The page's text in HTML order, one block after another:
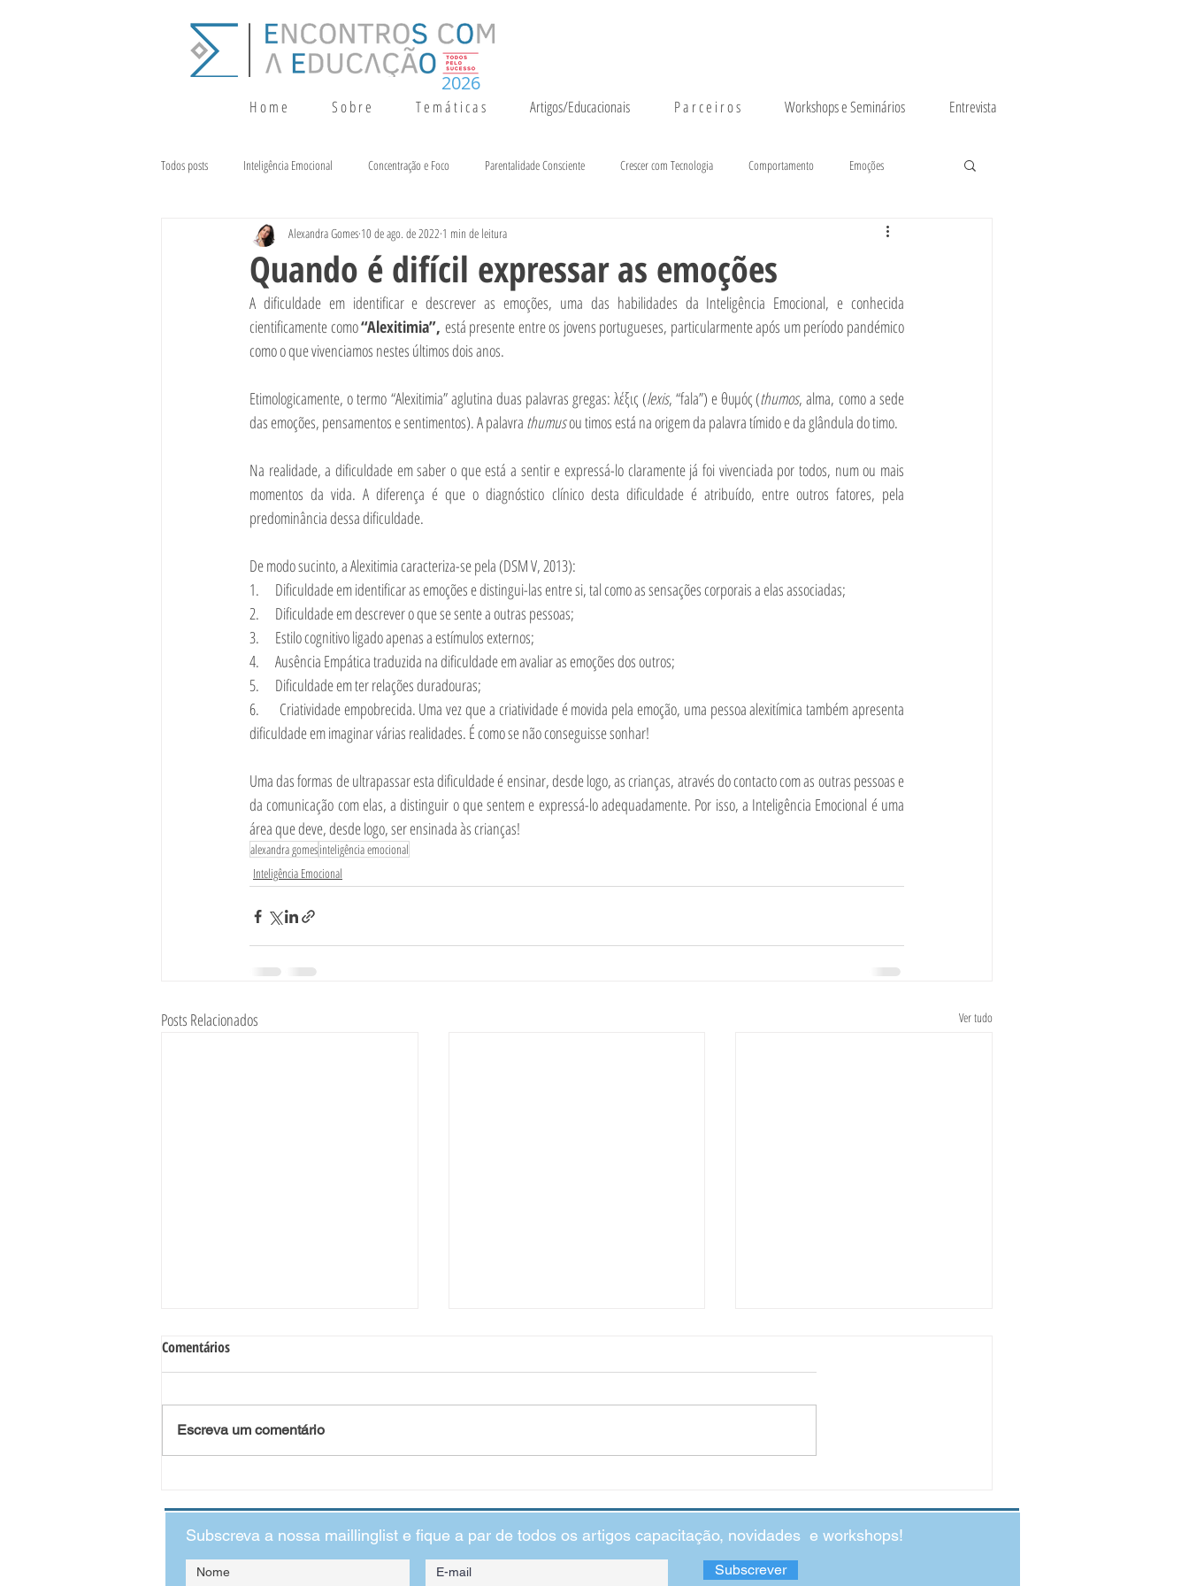
H o m e S o b r e T e m á t i c a s Artigos/Educacionais P a r c e i r o s Workshops e Seminários Entrevista
2026
Todos posts Inteligência Emocional Concentração e Foco Parentalidade Consciente Crescer com Tecnologia Comportamento Emoções
Terapia da Fala Alimentação e Crescimento
Quando é difícil expressar as emoções
Alexandra Gomes 10 de ago. de 2022 1 min de leitura
A dificuldade em identificar e descrever as emoções, uma das habilidades da Inteligência Emocional, e conhecida
cientificamente como “Alexitimia”, está presente entre os jovens portugueses, particularmente após um período pandémico
como o que vivenciamos nestes últimos dois anos.
Etimologicamente, o termo “Alexitimia” aglutina duas palavras gregas: λέξις (lexis, “fala”) e θυμός (thumos, alma, como a sede
das emoções, pensamentos e sentimentos). A palavra thumus ou timos está na origem da palavra tímido e da glândula do timo.
Na realidade, a dificuldade em saber o que está a sentir e expressá-lo claramente já foi vivenciada por todos, num ou mais
momentos da vida. A diferença é que o diagnóstico clínico desta dificuldade é atribuído, entre outros fatores, pela
predominância dessa dificuldade.
De modo sucinto, a Alexitimia caracteriza-se pela (DSM V, 2013):
1.      Dificuldade em identificar as emoções e distingui-las entre si, tal como as sensações corporais a elas associadas;
2.      Dificuldade em descrever o que se sente a outras pessoas;
3.      Estilo cognitivo ligado apenas a estímulos externos;
4.      Ausência Empática traduzida na dificuldade em avaliar as emoções dos outros;
5.      Dificuldade em ter relações duradouras;
6.      Criatividade empobrecida. Uma vez que a criatividade é movida pela emoção, uma pessoa alexitímica também apresenta
dificuldade em imaginar várias realidades. É como se não conseguisse sonhar!
Uma das formas de ultrapassar esta dificuldade é ensinar, desde logo, as crianças, através do contacto com as outras pessoas e
da comunicação com elas, a distinguir o que sentem e expressá-lo adequadamente. Por isso, a Inteligência Emocional é uma
área que deve, desde logo, ser ensinada às crianças!
alexandra gomesinteligência emocional
Inteligência Emocional
Posts Relacionados Ver tudo
no Desenvolvimento Infantil:
quando as crianças veem o que
não deveriam ver
impacto das crenças limitadoras
Ansiedade Jovem
Comentários
Escreva um comentário
Subscreva a nossa maillinglist e fique a par de todos os artigos capacitação, novidades e workshops!
Subscrever